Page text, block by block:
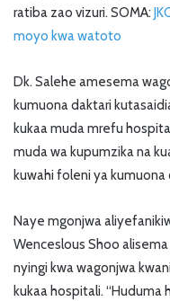
ratiba zao vizuri. SOMA:
moyo kwa watoto
Dk. Salehe amesema
kumuona daktari
kukaa muda mrefu
muda wa kupumzika na
kuwahi foleni ya kumuona
Naye mgonjwa
Wenceslous Shoo
nyingi kwa wagonjwa
kukaa hospitali. “Huduma